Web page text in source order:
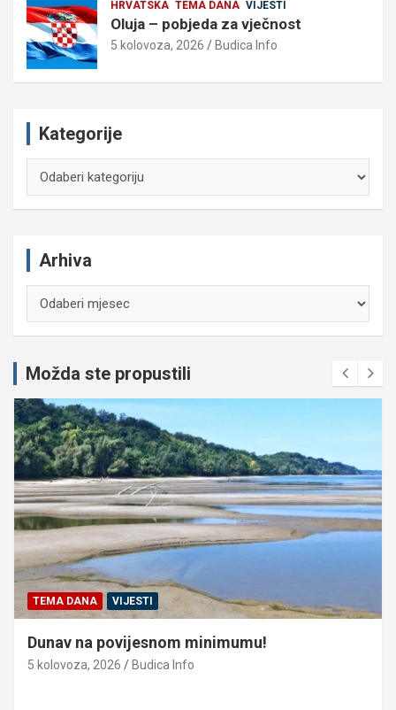
HRVATSKA TEMA DANA VIJESTI
Oluja – pobjeda za vječnost
5 kolovoza, 2026 Budica Info
Kategorije
Arhiva
Možda ste propustili
TEMA DANA VIJESTI
Dunav na povijesnom minimumu!
5 kolovoza, 2026 Budica Info